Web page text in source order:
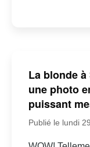
La blonde
une photo
puissant
Publié le lundi